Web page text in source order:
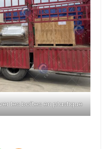
les boîtes en plastique